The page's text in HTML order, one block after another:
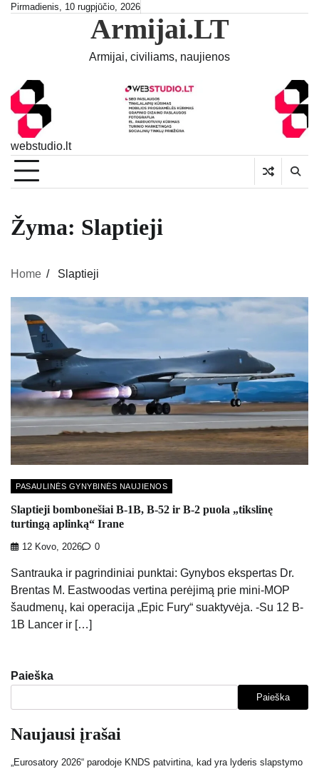
SkipPirmadienis, 10 rugpjūčio, 2026
Armijai.LT
Armijai, civiliams, naujienos
webstudio.lt
Žyma: Slaptieji
Home Slaptieji
PASAULINĖS GYNYBINĖS NAUJIENOS
Slaptieji bombonešiai B-1B, B-52 ir B-2 puola „tikslinę
turtingą aplinką“ Irane
12 Kovo, 2026 0
Santrauka ir pagrindiniai punktai: Gynybos ekspertas Dr.
Brentas M. Eastwoodas vertina perėjimą prie mini-MOP
šaudmenų, kai operacija „Epic Fury“ suaktyvėja. -Su 12 B-
1B Lancer ir […]
Paieška
Paieška
Naujausi įrašai
„Eurosatory 2026“ parodoje KNDS patvirtina, kad yra lyderis slapstymo